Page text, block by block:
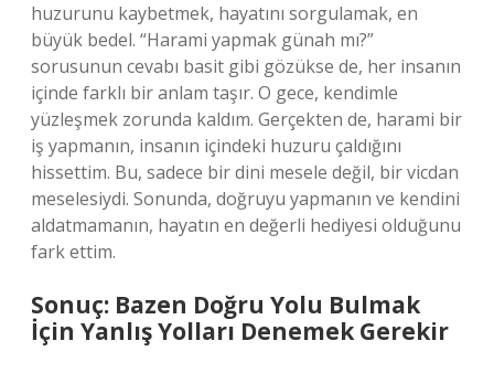
huzurunu kaybetmek, hayatını sorgulamak, en
büyük bedel. “Harami yapmak günah mı?”
sorusunun cevabı basit gibi gözükse de, her insanın
içinde farklı bir anlam taşır. O gece, kendimle
yüzleşmek zorunda kaldım. Gerçekten de, harami bir
iş yapmanın, insanın içindeki huzuru çaldığını
hissettim. Bu, sadece bir dini mesele değil, bir vicdan
meselesiydi. Sonunda, doğruyu yapmanın ve kendini
aldatmamanın, hayatın en değerli hediyesi olduğunu
fark ettim.
Sonuç: Bazen Doğru Yolu Bulmak
İçin Yanlış Yolları Denemek Gerekir